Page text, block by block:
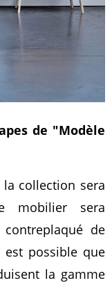
de "Modèle
collection sera
mobilier sera
de
possible que
la gamme